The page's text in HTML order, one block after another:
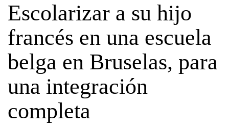
Escolarizar a su hijo
francés en una escuela
belga en Bruselas, para
una integración
completa